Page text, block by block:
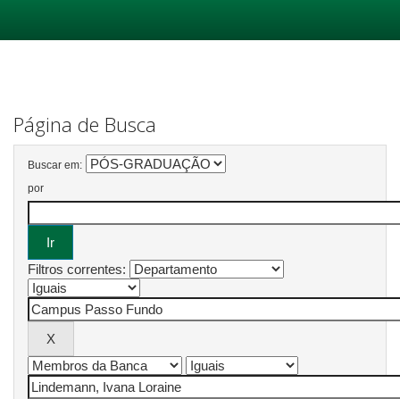
Página de Busca
Buscar em:
por
Filtros correntes: